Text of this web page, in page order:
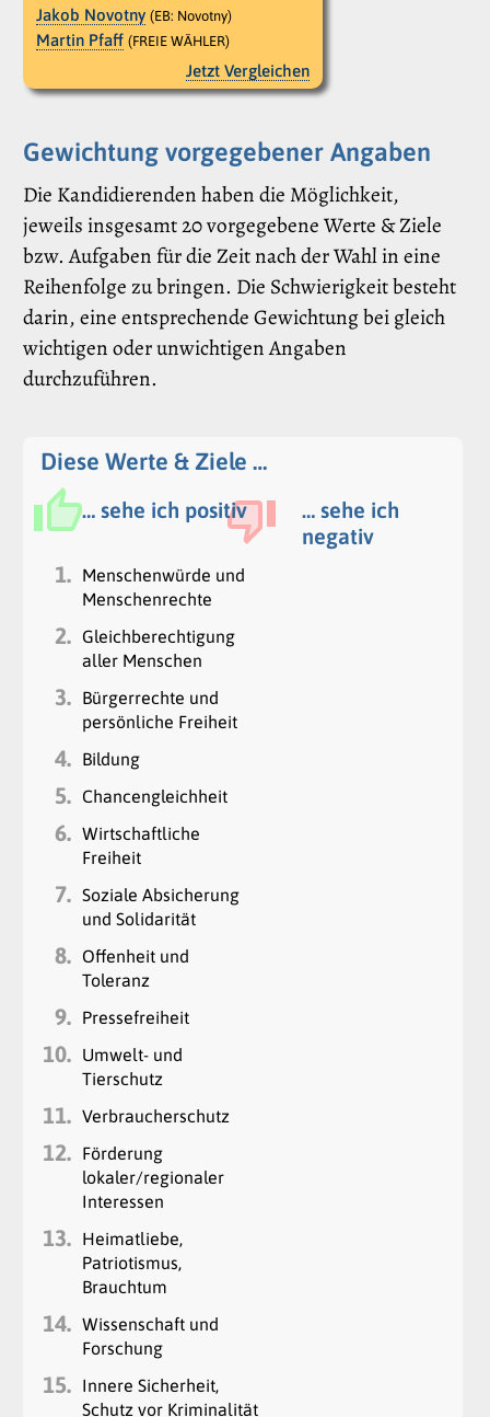
Jakob Novotny (EB: Novotny)
Martin Pfaff (FREIE WÄHLER)
Jetzt Vergleichen
Gewichtung vorgegebener Angaben
Die Kandidierenden haben die Möglichkeit,
jeweils insgesamt 20 vorgegebene Werte & Ziele
bzw. Aufgaben für die Zeit nach der Wahl in eine
Reihenfolge zu bringen. Die Schwierigkeit besteht
darin, eine entsprechende Gewichtung bei gleich
wichtigen oder unwichtigen Angaben
durchzuführen.
Diese Werte & Ziele …
… sehe ich positiv
… sehe ich
negativ
1.
Menschenwürde und
Menschenrechte
2.
Gleichberechtigung
aller Menschen
3.
Bürgerrechte und
persönliche Freiheit
4. Bildung
5. Chancengleichheit
6. Wirtschaftliche
Freiheit
7. Soziale Absicherung
und Solidarität
8.
Offenheit und
Toleranz
9. Pressefreiheit
10.
Umwelt- und
Tierschutz
11. Verbraucherschutz
12.
Förderung
lokaler/regionaler
Interessen
13.
Heimatliebe,
Patriotismus,
Brauchtum
14. Wissenschaft und
Forschung
15.
Innere Sicherheit,
Schutz vor Kriminalität